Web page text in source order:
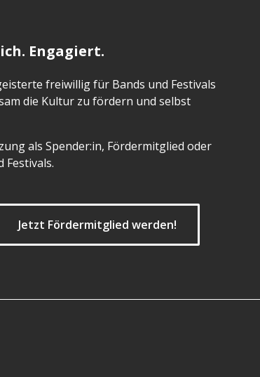
Engagiert.
freiwillig für Bands und Festivals
die Kultur zu fördern und selbst
als Spender:in, Fördermitglied oder
Festivals.
Jetzt Fördermitglied werden!